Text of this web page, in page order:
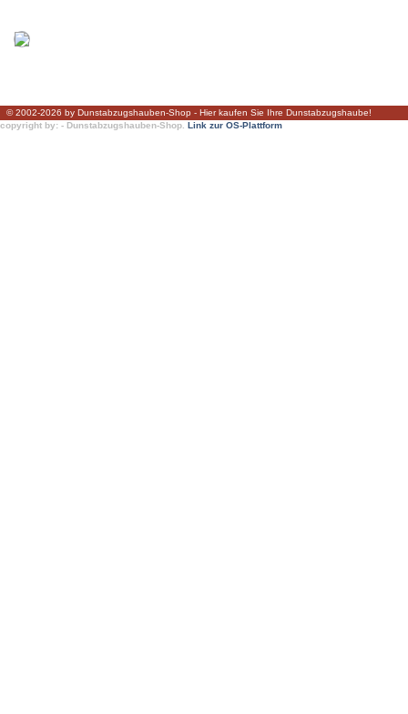
© 2002-2026 by Dunstabzugshauben-Shop - Hier kaufen Sie Ihre Dunstabzugshaube!
copyright by: - Dunstabzugshauben-Shop. Link zur OS-Plattform